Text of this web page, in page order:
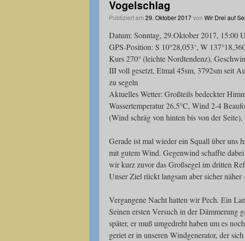
Vogelschlag
Publiziert am 29. Oktober 2017von Wir Drei auf
Datum: Sonntag, 29.Oktober 2017, 15:00
GPS-Position: S 10°28,053‘, W
Kurs 270° (leichte Nordtendenz),
III voll gesetzt, Etmal 45sm, 3792sm seit
zu segeln
Aktuelles Wetter: Großteils bedeckter
Wassertemperatur 26,5°C, Wind 2-4
(Wind schräg von hinten bis von der
Gerade ist mal wieder ein Squall über uns
mit gutem Wind. Gegenwind schaffte
wir kurz zuvor das Großsegel im dritten
Unser Ziel rückt langsam aber sicher
Vergangene Nacht hatten wir Pech. Ein
Seinen ersten Versuch in der Dämmerung
später, er muß umgedreht haben um es
geriet er in unseren Windgenerator, der